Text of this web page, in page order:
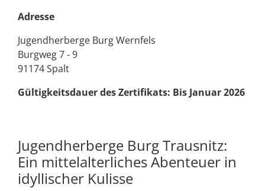
Adresse
Jugendherberge Burg Wernfels
Burgweg 7 - 9
91174 Spalt
Gültigkeitsdauer des Zertifikats: Bis Januar 2026
Jugendherberge Burg Trausnitz:
Ein mittelalterliches Abenteuer in
idyllischer Kulisse